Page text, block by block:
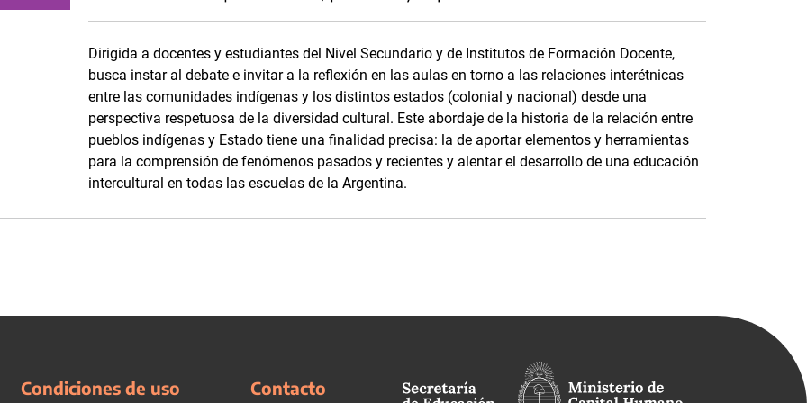
Dirigida a docentes y estudiantes del Nivel Secundario y de Institutos de Formación Docente,
busca instar al debate e invitar a la reflexión en las aulas en torno a las relaciones interétnicas
entre las comunidades indígenas y los distintos estados (colonial y nacional) desde una
perspectiva respetuosa de la diversidad cultural. Este abordaje de la historia de la relación entre
pueblos indígenas y Estado tiene una finalidad precisa: la de aportar elementos y herramientas
para la comprensión de fenómenos pasados y recientes y alentar el desarrollo de una educación
intercultural en todas las escuelas de la Argentina.
Condiciones de uso Contacto